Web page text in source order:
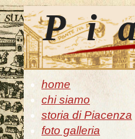
home
chi siamo
storia di Piacenza
foto galleria